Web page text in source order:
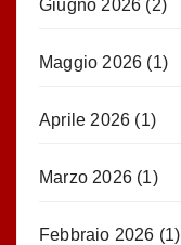
Giugno 2026 (2)
Maggio 2026 (1)
Aprile 2026 (1)
Marzo 2026 (1)
Febbraio 2026 (1)